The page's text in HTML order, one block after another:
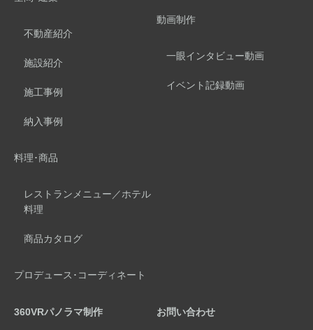
不動産紹介
施設紹介
施工事例
納入事例
料理･商品
レストランメニュー／ホテル
料理
商品カタログ
プロデュース･コーディネート
動画制作
一眼インタビュー動画
イベント記録動画
360VRパノラマ制作 お問い合わせ